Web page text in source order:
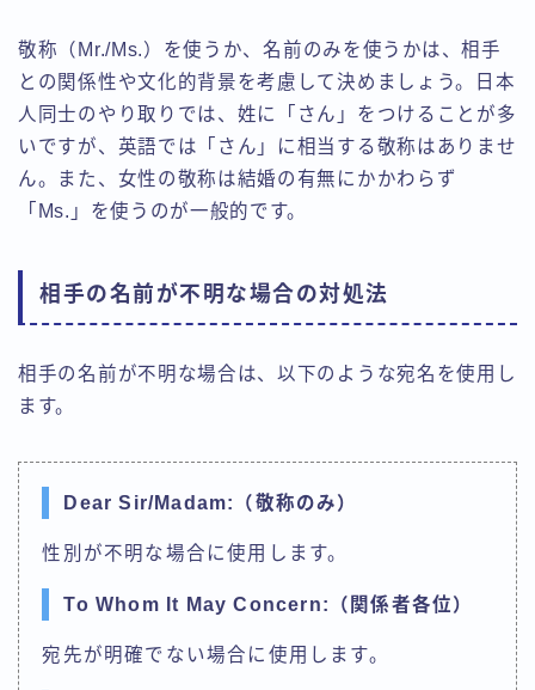
敬称（Mr./Ms.）を使うか、名前のみを使うかは、相手
との関係性や文化的背景を考慮して決めましょう。日本
人同士のやり取りでは、姓に「さん」をつけることが多
いですが、英語では「さん」に相当する敬称はありませ
ん。また、女性の敬称は結婚の有無にかかわらず
「Ms.」を使うのが一般的です。
相手の名前が不明な場合の対処法
相手の名前が不明な場合は、以下のような宛名を使用し
ます。
Dear Sir/Madam:（敬称のみ）
性別が不明な場合に使用します。
To Whom It May Concern:（関係者各位）
宛先が明確でない場合に使用します。